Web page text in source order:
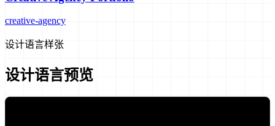
creative-agency
设计语言样张
设计语言预览